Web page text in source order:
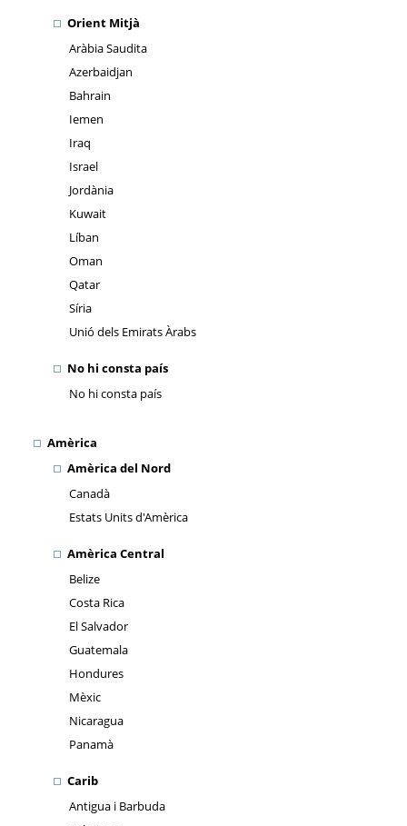
Orient Mitjà
Aràbia Saudita
Azerbaidjan
Bahrain
Iemen
Iraq
Israel
Jordània
Kuwait
Líban
Oman
Qatar
Síria
Unió dels Emirats Àrabs
No hi consta país
No hi consta país
Amèrica
Amèrica del Nord
Canadà
Estats Units d'Amèrica
Amèrica Central
Belize
Costa Rica
El Salvador
Guatemala
Hondures
Mèxic
Nicaragua
Panamà
Carib
Antigua i Barbuda